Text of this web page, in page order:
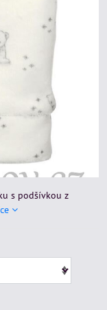
s podšívkou z